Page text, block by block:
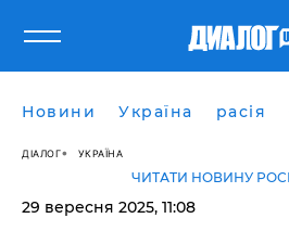
Новини Україна расія
ДІАЛОГ УКРАЇНА
ЧИТАТИ НОВИНУ
29 вересня 2025, 11:08